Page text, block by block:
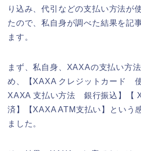
り込み、代引などの支払い方法が
たので、私自身が調べた結果を記
ます。
まず、私自身、XAXAの支払い方
め、【XAXA クレジットカード
XAXA 支払い方法 銀行振込】【
済】【XAXA ATM支払い】という
ました。